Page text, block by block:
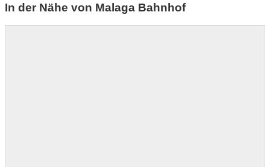
In der Nähe von Malaga Bahnhof